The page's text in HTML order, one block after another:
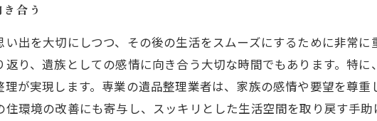
合う
出を大切にしつつ、その後の生活をスムーズにするために非常
り、遺族としての感情に向き合う大切な時間でもあります。特
が実現します。専業の遺品整理業者は、家族の感情や要望を尊
環境の改善にも寄与し、スッキリとした生活空間を取り戻す手助